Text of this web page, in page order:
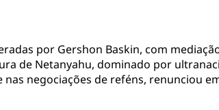
por Gershon Baskin, com
de Netanyahu, dominado por
negociações de reféns, renunciou